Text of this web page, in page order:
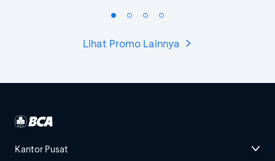
Lihat Promo Lainnya
Kantor Pusat